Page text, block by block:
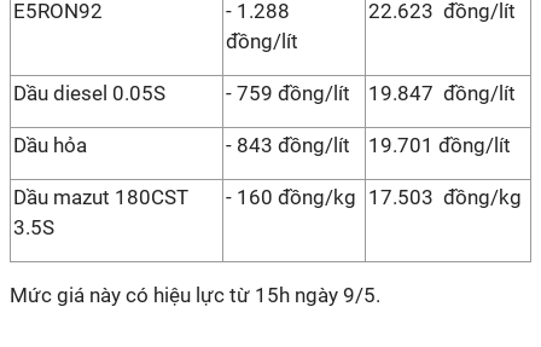
E5RON92
- 1.288
đồng/lít
22.623 đồng/lít
Dầu diesel 0.05S - 759 đồng/lít 19.847 đồng/lít
Dầu hỏa - 843 đồng/lít 19.701 đồng/lít
Dầu mazut 180CST
3.5S
- 160 đồng/kg 17.503 đồng/kg
Mức giá này có hiệu lực từ 15h ngày 9/5.